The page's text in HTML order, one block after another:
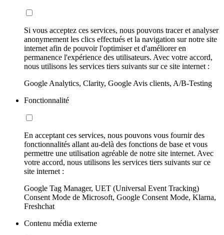
Si vous acceptez ces services, nous pouvons tracer et analyser
anonymement les clics effectués et la navigation sur notre site
internet afin de pouvoir l'optimiser et d'améliorer en
permanence l'expérience des utilisateurs. Avec votre accord,
nous utilisons les services tiers suivants sur ce site internet :
Google Analytics, Clarity, Google Avis clients, A/B-Testing
Fonctionnalité
En acceptant ces services, nous pouvons vous fournir des
fonctionnalités allant au-delà des fonctions de base et vous
permettre une utilisation agréable de notre site internet. Avec
votre accord, nous utilisons les services tiers suivants sur ce
site internet :
Google Tag Manager, UET (Universal Event Tracking)
Consent Mode de Microsoft, Google Consent Mode, Klarna,
Freshchat
Contenu média externe